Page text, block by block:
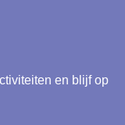
en blijf op